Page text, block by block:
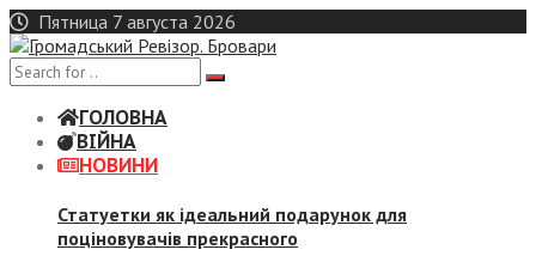
Skip
to
content
Пятница 7 августа 2026
ГОЛОВНА
ВІЙНА
НОВИНИ
Статуетки як ідеальний подарунок для
поціновувачів прекрасного